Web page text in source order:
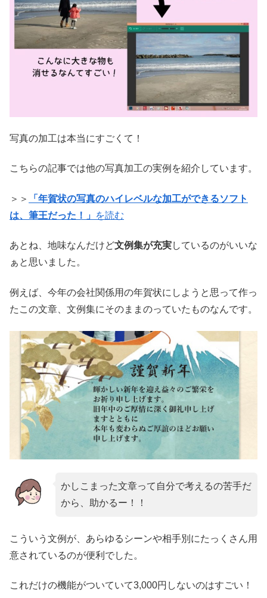
写真の加工は本当にすごくて！
こちらの記事では他の写真加工の実例を紹介しています。
＞＞
「年賀状の写真のハイレベルな加工ができるソフト
は、筆王だった！」 を読む
あとね、地味なんだけど文例集が充実しているのがいいな
ぁと思いました。
例えば、今年の会社関係用の年賀状にしようと思って作っ
たこの文章、文例集にそのままのっていたものなんです。
かしこまった文章って自分で考えるの苦手だ
から、助かるー！！
こういう文例が、あらゆるシーンや相手別にたっくさん用
意されているのが便利でした。
これだけの機能がついていて3,000円しないのはすごい！